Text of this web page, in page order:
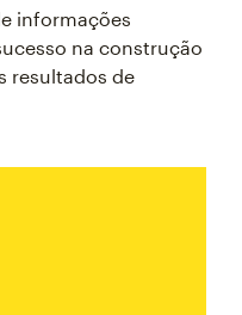
informações
na construção
resultados de